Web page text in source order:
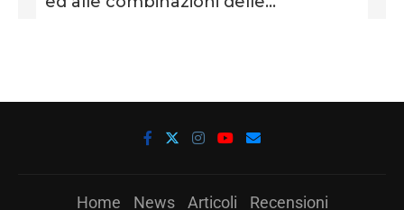
Home News Articoli Recensioni